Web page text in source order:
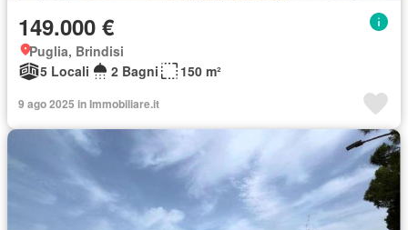
149.000 €
Puglia, Brindisi
5 Locali
2 Bagni 150 m²
9 ago 2025 in Immobiliare.it